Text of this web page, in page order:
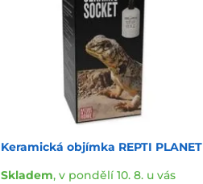
Keramická objímka REPTI PLANET
Skladem, v pondělí 10. 8. u vás